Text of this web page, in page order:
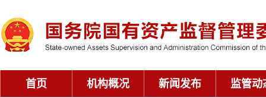
首页 机构概况 新闻发布 监管动